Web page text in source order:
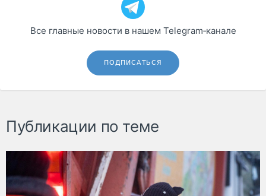
Все главные новости в нашем Telegram‑канале
ПОДПИСАТЬСЯ
Публикации по теме